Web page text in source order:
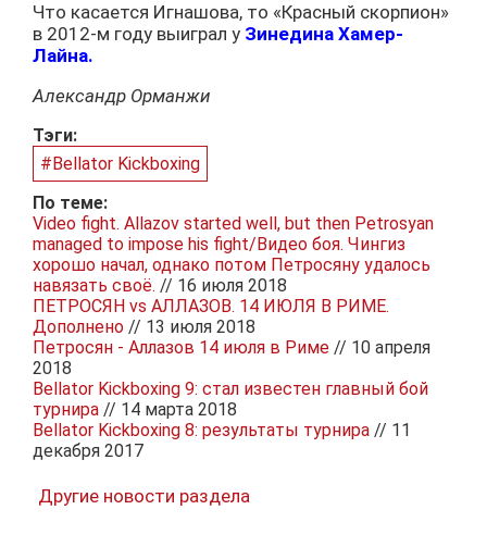
Что касается Игнашова, то «Красный скорпион»
в 2012-м году выиграл у Зинедина Хамер-
Лайна.
Александр Орманжи
Тэги:
#Bellator Kickboxing
По теме:
Video fight. Allazov started well, but then Petrosyan
managed to impose his fight/Видео боя. Чингиз
хорошо начал, однако потом Петросяну удалось
навязать своё. // 16 июля 2018
ПЕТРОСЯН vs АЛЛАЗОВ. 14 ИЮЛЯ В РИМЕ.
Дополнено // 13 июля 2018
Петросян - Аллазов 14 июля в Риме // 10 апреля
2018
Bellator Kickboxing 9: стал известен главный бой
турнира // 14 марта 2018
Bellator Kickboxing 8: результаты турнира // 11
декабря 2017
Другие новости раздела